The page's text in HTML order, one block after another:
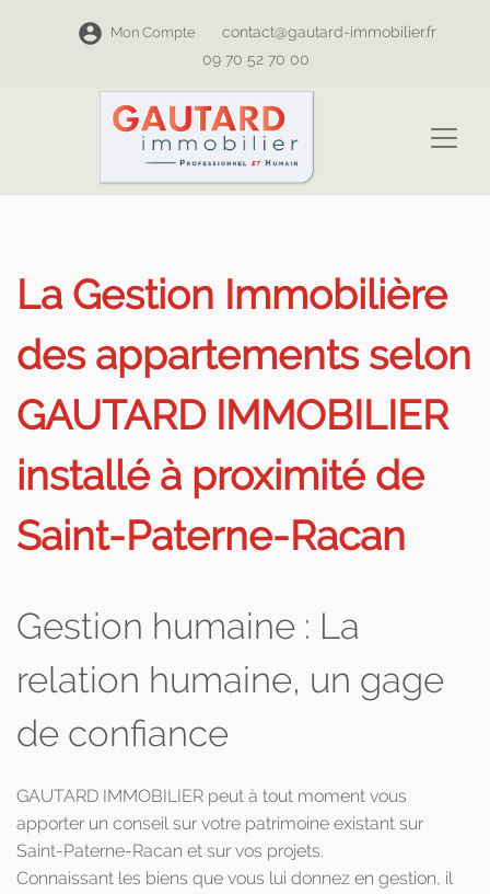
Mon Compte
contact@gautard-immobilier.fr
09 70 52 70 00
La Gestion Immobilière
des appartements selon
GAUTARD IMMOBILIER
installé à proximité de
Saint-Paterne-Racan
Gestion humaine : La
relation humaine, un gage
de confiance
GAUTARD IMMOBILIER peut à tout moment vous
apporter un conseil sur votre patrimoine existant sur
Saint-Paterne-Racan et sur vos projets.
Connaissant les biens que vous lui donnez en gestion, il